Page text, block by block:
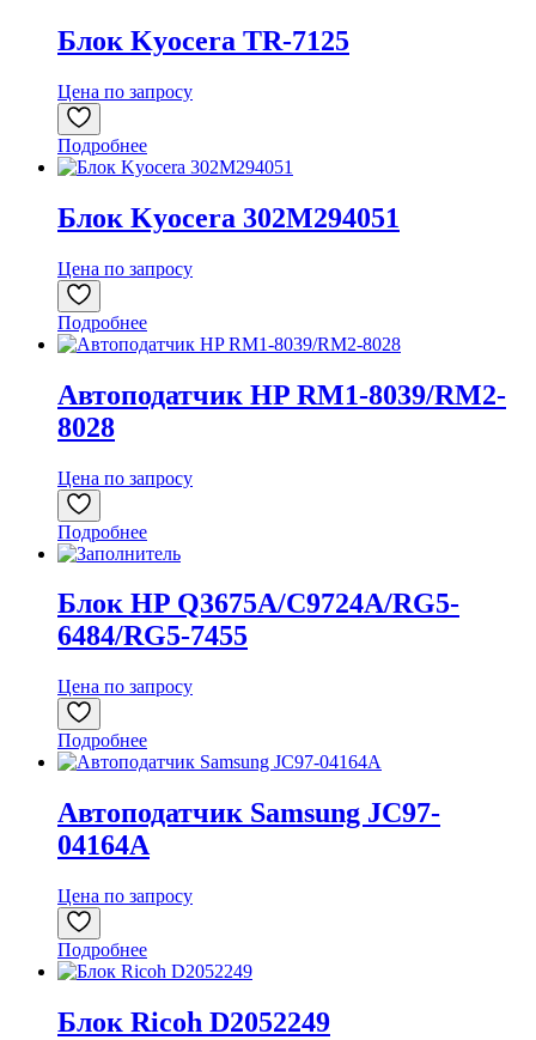
Блок Kyocera TR-7125
Цена по запросу
Подробнее
Блок Kyocera 302M294051
Цена по запросу
Подробнее
Автоподатчик HP RM1-8039/RM2-
8028
Цена по запросу
Подробнее
Блок HP Q3675A/C9724A/RG5-
6484/RG5-7455
Цена по запросу
Подробнее
Автоподатчик Samsung JC97-
04164A
Цена по запросу
Подробнее
Блок Ricoh D2052249